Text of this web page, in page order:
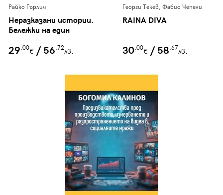
Райко Гърлич
Неразказани истории.
Бележки на един
режисьор за
изгнанието,
семейството и киното
29 .00€ / 56 .72лв.
Георги Текев, Фабио Чепели
RAINA DIVA
30 .00€ / 58 .67лв.